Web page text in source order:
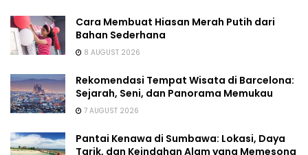
Cara Membuat Hiasan Merah Putih dari
Bahan Sederhana
8 AUGUST 2026
Rekomendasi Tempat Wisata di Barcelona:
Sejarah, Seni, dan Panorama Memukau
7 AUGUST 2026
Pantai Kenawa di Sumbawa: Lokasi, Daya
Tarik, dan Keindahan Alam yang Memesona